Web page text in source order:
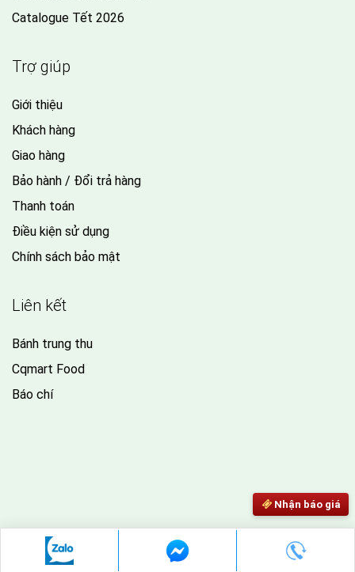
Catalogue Tết 2026
Trợ giúp
Giới thiệu
Khách hàng
Giao hàng
Bảo hành / Đổi trả hàng
Thanh toán
Điều kiện sử dụng
Chính sách bảo mật
Liên kết
Bánh trung thu
Cqmart Food
Báo chí
Nhận báo giá